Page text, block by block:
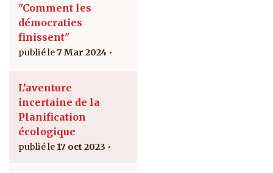
"Comment les
démocraties
finissent"
7 Mar 2024
L’aventure
incertaine de la
Planification
écologique
17 oct 2023